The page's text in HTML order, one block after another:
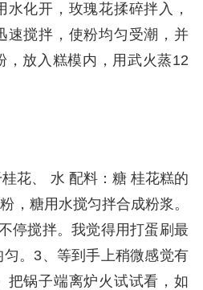
化开，玫瑰花揉碎拌入，
速搅拌，使粉均匀受潮，并
，放入糕模内，用武火蒸12
花、 水 配料：糖 桂花糕的
，糖用水搅匀拌合成粉浆。
停搅拌。我觉得用打蛋刷最
。3、等到手上稍微感觉有
把锅子端离炉火试试看，如